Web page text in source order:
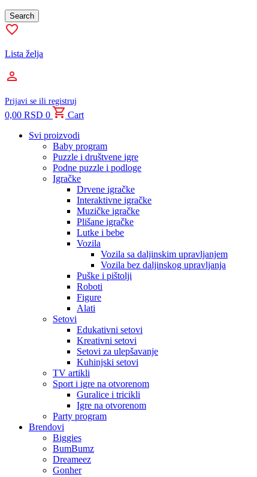
Search
Lista želja
Prijavi se ili registruj
0,00 RSD 0
Cart
Svi proizvodi
Baby program
Puzzle i društvene igre
Podne puzzle i podloge
Igračke
Drvene igračke
Interaktivne igračke
Muzičke igračke
Plišane igračke
Lutke i bebe
Vozila
Vozila sa daljinskim upravljanjem
Vozila bez daljinskog upravljanja
Puške i pištolji
Roboti
Figure
Alati
Setovi
Edukativni setovi
Kreativni setovi
Setovi za ulepšavanje
Kuhinjski setovi
TV artikli
Sport i igre na otvorenom
Guralice i tricikli
Igre na otvorenom
Party program
Brendovi
Biggies
BumBumz
Dreameez
Gonher